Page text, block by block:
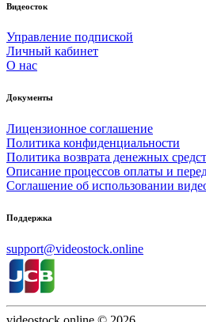
Видеосток
Управление подпиской
Личный кабинет
О нас
Документы
Лицензионное соглашение
Политика конфиденциальности
Политика возврата денежных
Описание процессов оплаты и
Соглашение об использовании
Поддержка
support@videostock.online